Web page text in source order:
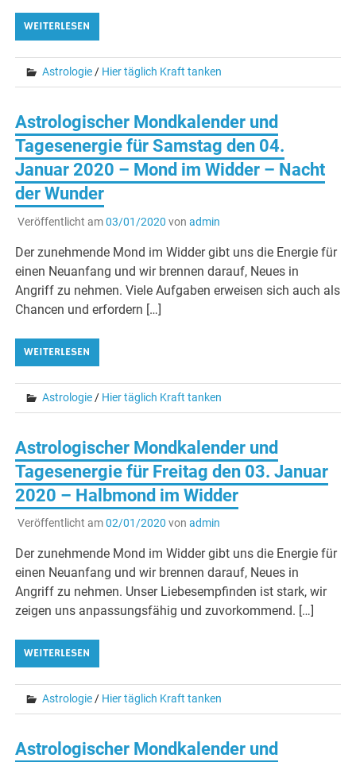
WEITERLESEN
Astrologie/ Hier täglich Kraft tanken
Astrologischer Mondkalender und
Tagesenergie für Samstag den 04.
Januar 2020 – Mond im Widder – Nacht
der Wunder
Veröffentlicht am03/01/2020 von admin
Der zunehmende Mond im Widder gibt uns die Energie für
einen Neuanfang und wir brennen darauf, Neues in
Angriff zu nehmen. Viele Aufgaben erweisen sich auch als
Chancen und erfordern […]
WEITERLESEN
Astrologie / Hier täglich Kraft tanken
Astrologischer Mondkalender und
Tagesenergie für Freitag den 03. Januar
2020 – Halbmond im Widder
Veröffentlicht am02/01/2020 von admin
Der zunehmende Mond im Widder gibt uns die Energie für
einen Neuanfang und wir brennen darauf, Neues in
Angriff zu nehmen. Unser Liebesempfinden ist stark, wir
zeigen uns anpassungsfähig und zuvorkommend. […]
WEITERLESEN
Astrologie/ Hier täglich Kraft tanken
Astrologischer Mondkalender und